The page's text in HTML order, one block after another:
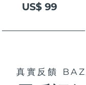
US$ 99
真實反饋